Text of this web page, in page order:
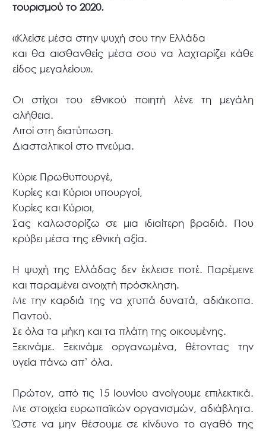
τουρισμού το 2020.
«Κλείσε μέσα στην ψυχή σου την Ελλάδα
και θα αισθανθείς μέσα σου να λαχταρίζει κάθε
είδος μεγαλείου».
Οι στίχοι του εθνικού ποιητή λένε τη μεγάλη
αλήθεια.
Λιτοί στη διατύπωση.
Διασταλτικοί στο πνεύμα.
Κύριε Πρωθυπουργέ,
Κυρίες και Κύριοι υπουργοί,
Κυρίες και Κύριοι,
Σας καλωσορίζω σε μια ιδιαίτερη βραδιά. Που
κρύβει μέσα της εθνική αξία.
Η ψυχή της Ελλάδας δεν έκλεισε ποτέ. Παρέμεινε
και παραμένει ανοιχτή πρόσκληση.
Με την καρδιά της να χτυπά δυνατά, αδιάκοπα.
Παντού.
Σε όλα τα μήκη και τα πλάτη της οικουμένης.
Ξεκινάμε. Ξεκινάμε οργανωμένα, θέτοντας την
υγεία πάνω απ’ όλα.
Πρώτον, από τις 15 Ιουνίου ανοίγουμε επιλεκτικά.
Με στοιχεία ευρωπαϊκών οργανισμών, αδιάβλητα.
Ώστε να μην θέσουμε σε κίνδυνο το αγαθό της